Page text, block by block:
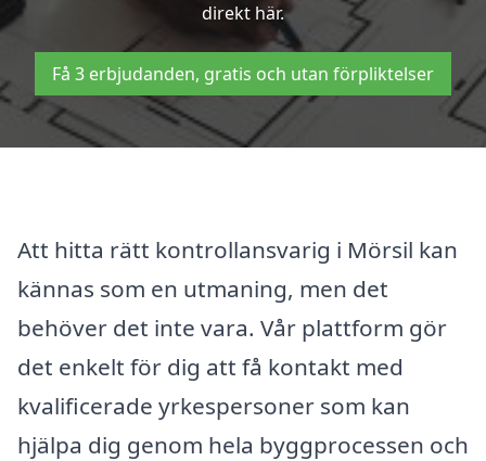
direkt här.
Få 3 erbjudanden, gratis och utan förpliktelser
Att hitta rätt kontrollansvarig i Mörsil kan
kännas som en utmaning, men det
behöver det inte vara. Vår plattform gör
det enkelt för dig att få kontakt med
kvalificerade yrkespersoner som kan
hjälpa dig genom hela byggprocessen och